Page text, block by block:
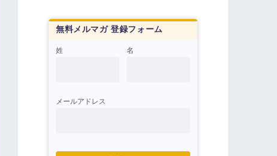
無料メルマガ 登録フォーム
姓 名
メールアドレス